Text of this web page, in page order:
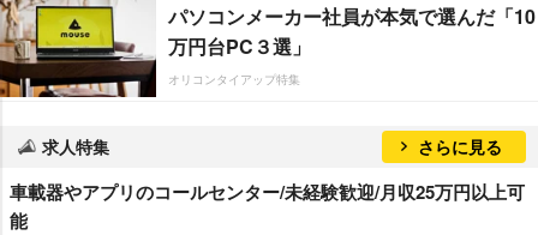
パソコンメーカー社員が本気で選んだ「10
万円台PC３選」
オリコンタイアップ特集
求人特集 さらに見る
車載器やアプリのコールセンター/未経験歓迎/月収25万円以上可
能